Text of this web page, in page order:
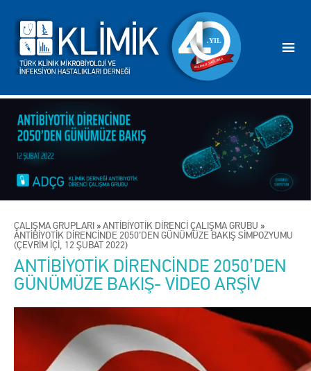
ÇALIŞMA GRUPLARI »ANTİBİYOTİK DİRENCİ ÇALIŞMA GRUBU »
ANTİBİYOTİK DİRENCİNDE 2050’DEN GÜNÜMÜZE BAKIŞ SİMPOZYUMU
(ÇEVRİM İÇİ, 12 ŞUBAT 2022)
ANTİBİYOTİK DİRENCİNDE 2050’DEN
GÜNÜMÜZE BAKIŞ- VİDEO ARŞİV